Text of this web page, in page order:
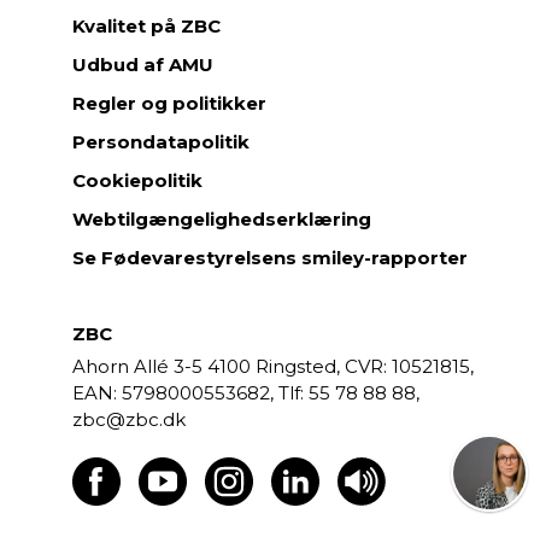
Kvalitet på ZBC
Udbud af AMU
Regler og politikker
Persondatapolitik
Cookiepolitik
Webtilgængelighedserklæring
Se Fødevarestyrelsens smiley-rapporter
ZBC
Ahorn Allé 3-5 4100 Ringsted, CVR: 10521815,
EAN: 5798000553682,
55 78 88 88,
zbc@zbc.dk